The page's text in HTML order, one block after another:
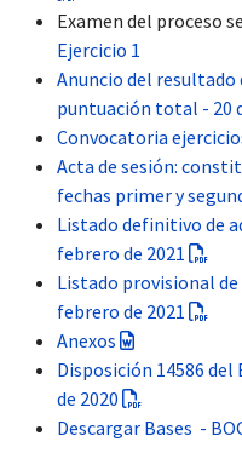
Examen del proceso
Ejercicio 1
Anuncio del resultado
puntuación total - 20
Convocatoria
Acta de sesión:
fechas primer y
Listado definitivo de
febrero de 2021
Listado provisional
febrero de 2021
Anexos
Disposición 14586 del
de 2020
Descargar Bases -